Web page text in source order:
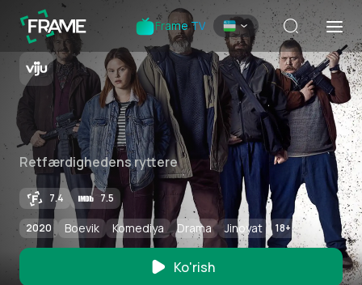
Frame TV
Retfærdighedens ryttere
7.4 7.5
2020 Boevik Komediya Drama Jinoyat 18+
Ko'rish